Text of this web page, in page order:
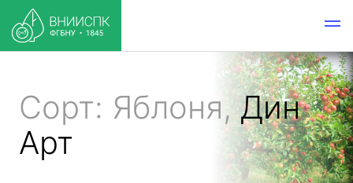
Сорт: Яблоня,Дин
Арт